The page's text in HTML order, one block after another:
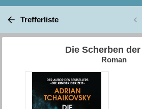
Trefferliste
Die Scherben
Roman